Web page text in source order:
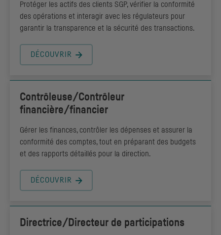
Protéger les actifs des clients SGP, vérifier la conformité
des opérations et interagir avec les régulateurs pour
garantir la transparence et la sécurité des transactions.
DÉCOUVRIR
Contrôleuse/Contrôleur
financière/financier
Gérer les finances, contrôler les dépenses et assurer la
conformité des comptes, tout en préparant des budgets
et des rapports détaillés pour la direction.
DÉCOUVRIR
Directrice/Directeur de participations